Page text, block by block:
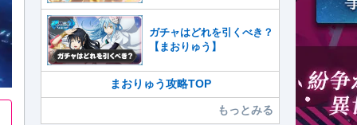
ガチャはどれを引くべき？
【まおりゅう】
まおりゅう攻略TOP
もっとみる